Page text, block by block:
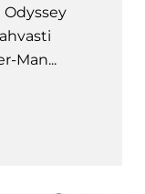
Man...